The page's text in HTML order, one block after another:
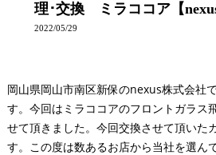
理･交換 ミラココア【
2022/05/29
岡山県岡山市南区新保のnexus株式会社
す。今回はミラココアのフロントガラス
せて頂きました。今回交換させて頂いた
す。この度は数あるお店から当社を選ん